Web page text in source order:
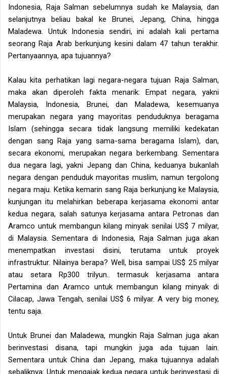
Indonesia, Raja Salman sebelumnya sudah ke Malaysia, dan
selanjutnya beliau bakal ke Brunei, Jepang, China, hingga
Maladewa. Untuk Indonesia sendiri, ini adalah kali pertama
seorang Raja Arab berkunjung kesini dalam 47 tahun terakhir.
Pertanyaannya, apa tujuannya?
Kalau kita perhatikan lagi negara-negara tujuan Raja Salman,
maka akan diperoleh fakta menarik: Empat negara, yakni
Malaysia, Indonesia, Brunei, dan Maladewa, kesemuanya
merupakan negara yang mayoritas penduduknya beragama
Islam (sehingga secara tidak langsung memiliki kedekatan
dengan sang Raja yang sama-sama beragama Islam), dan,
secara ekonomi, merupakan negara berkembang. Sementara
dua negara lagi, yakni Jepang dan China, keduanya bukanlah
negara dengan penduduk mayoritas muslim, namun tergolong
negara maju. Ketika kemarin sang Raja berkunjung ke Malaysia,
kunjungan itu melahirkan beberapa kerjasama ekonomi antar
kedua negara, salah satunya kerjasama antara Petronas dan
Aramco untuk membangun kilang minyak senilai US$ 7 milyar,
di Malaysia. Sementara di Indonesia, Raja Salman juga akan
menempatkan investasi disini, terutama untuk proyek
infrastruktur. Nilainya berapa? Well, bisa sampai US$ 25 milyar
atau setara Rp300 trilyun.. termasuk kerjasama antara
Pertamina dan Aramco untuk membangun kilang minyak di
Cilacap, Jawa Tengah, senilai US$ 6 milyar. A very big money,
tentu saja.
Untuk Brunei dan Maladewa, mungkin Raja Salman juga akan
berinvestasi disana, tapi mungkin juga ada tujuan lain.
Sementara untuk China dan Jepang, maka tujuannya adalah
sebaliknya: Untuk mengajak kedua negara untuk berinvestasi di